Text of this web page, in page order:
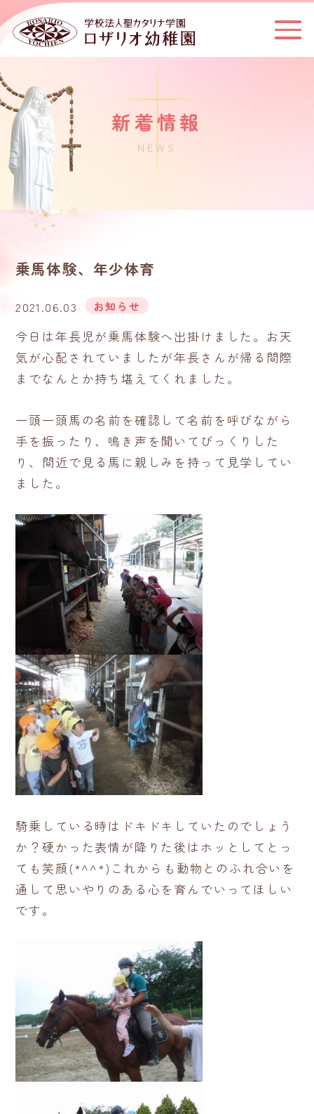
新着情報
NEWS
乗馬体験、年少体育
2021.06.03 お知らせ
今日は年長児が乗馬体験へ出掛けました。お天
気が心配されていましたが年長さんが帰る間際
までなんとか持ち堪えてくれました。
一頭一頭馬の名前を確認して名前を呼びながら
手を振ったり、鳴き声を聞いてびっくりした
り、間近で見る馬に親しみを持って見学してい
ました。
騎乗している時はドキドキしていたのでしょう
か？硬かった表情が降りた後はホッとしてとっ
ても笑顔(*^^*)これからも動物とのふれ合いを
通して思いやりのある心を育んでいってほしい
です。